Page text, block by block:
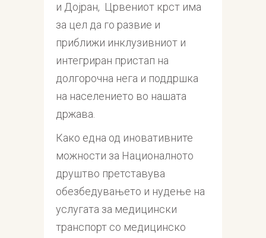
и Дојран, Црвениот крст има
за цел да го развие и
приближи инклузивниот и
интегриран пристап на
долгорочна нега и поддршка
на населението во нашата
држава.
Како една од иновативните
можности за Националното
друштво претставува
обезбедувањето и нудење на
услугата за медицински
транспорт со медицинско